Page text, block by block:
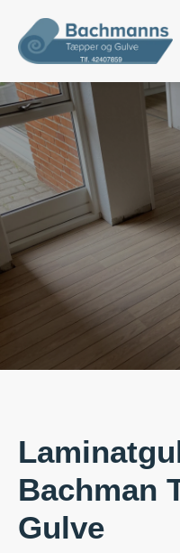
Bachman
Gulve